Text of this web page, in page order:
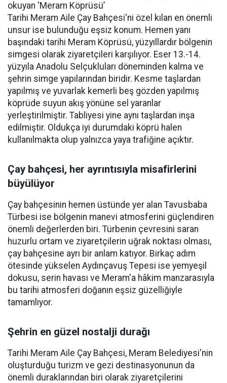
okuyan ‘Meram Köprüsü’
Tarihi Meram Aile Çay Bahçesi'ni özel kılan en önemli
unsur ise bulunduğu eşsiz konum. Hemen yanı
başındaki tarihi Meram Köprüsü, yüzyıllardır bölgenin
simgesi olarak ziyaretçileri karşılıyor. Eser 13.-14.
yüzyıla Anadolu Selçukluları döneminden kalma ve
şehrin simge yapılarından biridir. Kesme taşlardan
yapılmış ve yuvarlak kemerli beş gözden yapılmış
köprüde suyun akış yönüne sel yaranlar
yerleştirilmiştir. Tabliyesi yine aynı taşlardan inşa
edilmiştir. Oldukça iyi durumdaki köprü halen
kullanılmakta olup yalnızca yaya trafiğine açıktır.
Çay bahçesi, her ayrıntısıyla misafirlerini
büyülüyor
Çay bahçesinin hemen üstünde yer alan Tavusbaba
Türbesi ise bölgenin manevi atmosferini güçlendiren
önemli değerlerden biri. Türbenin çevresini saran
huzurlu ortam ve ziyaretçilerin uğrak noktası olması,
çay bahçesine ayrı bir anlam katıyor. Birkaç adım
ötesinde yükselen Aydınçavuş Tepesi ise yemyeşil
dokusu, serin havası ve Meram'a hâkim manzarasıyla
bu tarihi atmosferi doğanın eşsiz güzelliğiyle
tamamlıyor.
Şehrin en güzel nostalji durağı
Tarihi Meram Aile Çay Bahçesi, Meram Belediyesi'nin
oluşturduğu turizm ve gezi destinasyonunun da
önemli duraklarından biri olarak ziyaretçilerini